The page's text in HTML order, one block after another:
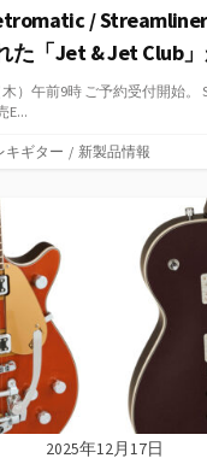
/
た「Jet & Jet Club」
）午前9時 ご予約受付開始。
E...
キギター / 新製品情報
2025年12月17日